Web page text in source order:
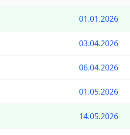
01.01.2026
03.04.2026
06.04.2026
01.05.2026
14.05.2026